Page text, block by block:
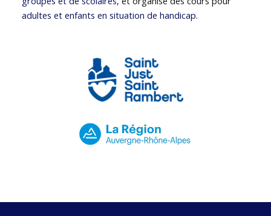
adultes et enfants en situation de handicap.